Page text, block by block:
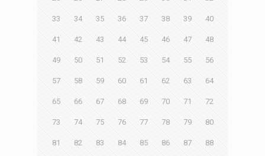
33 34 35 36 37 38 39 40
41 42 43 44 45 46 47 48
49 50 51 52 53 54 55 56
57 58 59 60 61 62 63 64
65 66 67 68 69 70 71 72
73 74 75 76 77 78 79 80
81 82 83 84 85 86 87 88